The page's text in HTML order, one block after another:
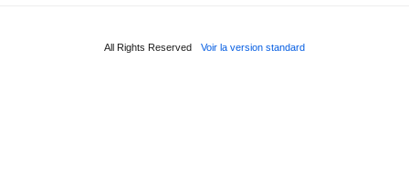
All Rights Reserved Voir la version standard